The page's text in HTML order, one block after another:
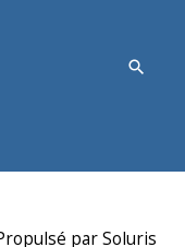
par Soluris